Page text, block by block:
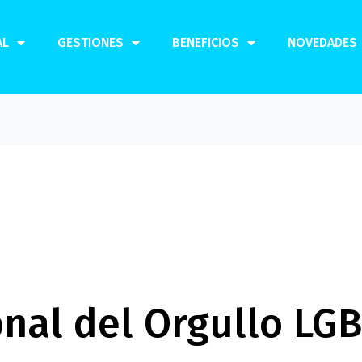
GESTIONES BENEFICIOS NOVEDADES
del Orgullo